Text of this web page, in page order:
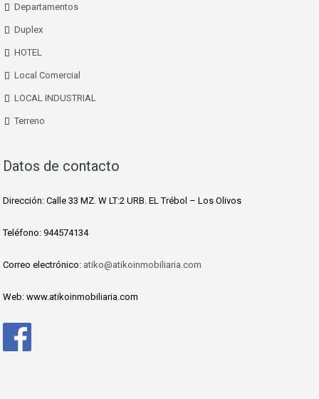
Departamentos
Duplex
HOTEL
Local Comercial
LOCAL INDUSTRIAL
Terreno
Datos de contacto
Dirección: Calle 33 MZ. W LT:2 URB. EL Trébol – Los Olivos
Teléfono: 944574134
Correo electrónico: atiko@atikoinmobiliaria.com
Web: www.atikoinmobiliaria.com